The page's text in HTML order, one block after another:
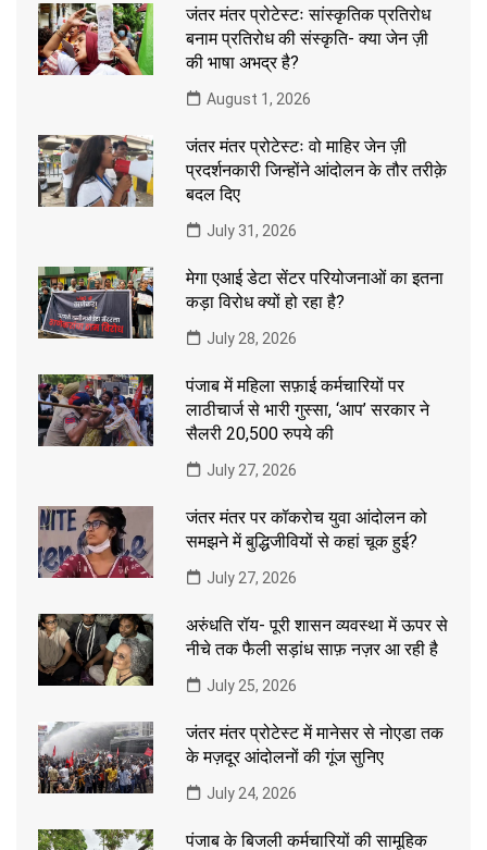
जंतर मंतर प्रोटेस्टः सांस्कृतिक प्रतिरोध
बनाम प्रतिरोध की संस्कृति- क्या जेन ज़ी
की भाषा अभद्र है?
August 1, 2026
जंतर मंतर प्रोटेस्टः वो माहिर जेन ज़ी
प्रदर्शनकारी जिन्होंने आंदोलन के तौर तरीक़े
बदल दिए
July 31, 2026
मेगा एआई डेटा सेंटर परियोजनाओं का इतना
कड़ा विरोध क्यों हो रहा है?
July 28, 2026
पंजाब में महिला सफ़ाई कर्मचारियों पर
लाठीचार्ज से भारी गुस्सा, ‘आप’ सरकार ने
सैलरी 20,500 रुपये की
July 27, 2026
जंतर मंतर पर कॉकरोच युवा आंदोलन को
समझने में बुद्धिजीवियों से कहां चूक हुई?
July 27, 2026
अरुंधति रॉय- पूरी शासन व्यवस्था में ऊपर से
नीचे तक फैली सड़ांध साफ़ नज़र आ रही है
July 25, 2026
जंतर मंतर प्रोटेस्ट में मानेसर से नोएडा तक
के मज़दूर आंदोलनों की गूंज सुनिए
July 24, 2026
पंजाब के बिजली कर्मचारियों की सामूहिक